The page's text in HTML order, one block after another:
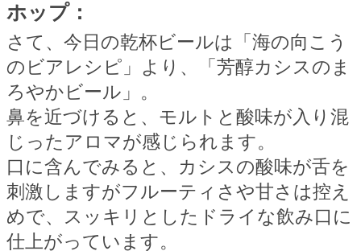
ホップ：
さて、今日の乾杯ビールは「海の向こう
のビアレシピ」より、「芳醇カシスのま
ろやかビール」。
鼻を近づけると、モルトと酸味が入り混
じったアロマが感じられます。
口に含んでみると、カシスの酸味が舌を
刺激しますがフルーティさや甘さは控え
めで、スッキリとしたドライな飲み口に
仕上がっています。